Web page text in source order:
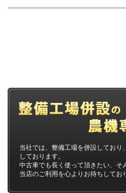
当社では、整備工場を併設してお
しております。
中古車でも長く使って頂きたい、そ
当店のご利用を心よりお待ちしてお